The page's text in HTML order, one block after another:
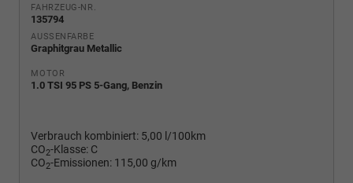
FAHRZEUG-NR.
135794
AUSSENFARBE
Graphitgrau Metallic
MOTOR
1.0 TSI 95 PS 5-Gang, Benzin
Verbrauch kombiniert: 5,00 l/100km
CO2-Klasse: C
CO2-Emissionen: 115,00 g/km